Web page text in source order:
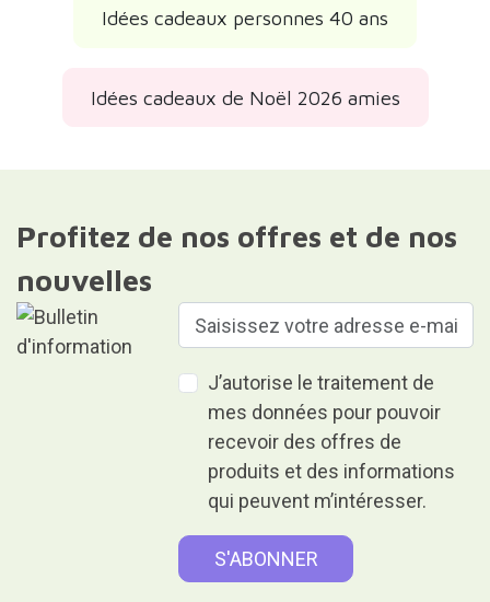
Idées cadeaux personnes 40 ans
Idées cadeaux de Noël 2026 amies
Profitez de nos offres et de nos
nouvelles
J’autorise le traitement de
mes données pour pouvoir
recevoir des offres de
produits et des informations
qui peuvent m’intéresser.